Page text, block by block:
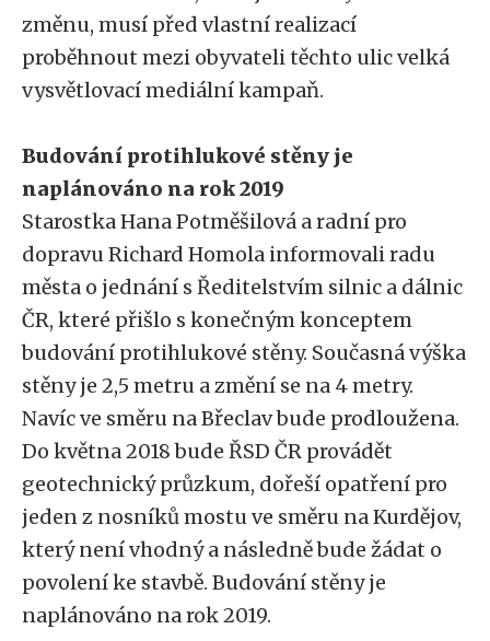
změnu, musí před vlastní realizací
proběhnout mezi obyvateli těchto ulic velká
vysvětlovací mediální kampaň.
Budování protihlukové stěny je
naplánováno na rok 2019
Starostka Hana Potměšilová a radní pro
dopravu Richard Homola informovali radu
města o jednání s Ředitelstvím silnic a dálnic
ČR, které přišlo s konečným konceptem
budování protihlukové stěny. Současná výška
stěny je 2,5 metru a změní se na 4 metry.
Navíc ve směru na Břeclav bude prodloužena.
Do května 2018 bude ŘSD ČR provádět
geotechnický průzkum, dořeší opatření pro
jeden z nosníků mostu ve směru na Kurdějov,
který není vhodný a následně bude žádat o
povolení ke stavbě. Budování stěny je
naplánováno na rok 2019.